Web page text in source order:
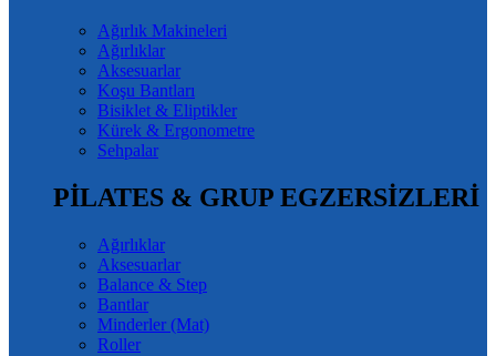
Ağırlık Makineleri
Ağırlıklar
Aksesuarlar
Koşu Bantları
Bisiklet & Eliptikler
Kürek & Ergonometre
Sehpalar
PİLATES & GRUP EGZERSİZLERİ
Ağırlıklar
Aksesuarlar
Balance & Step
Bantlar
Minderler (Mat)
Roller